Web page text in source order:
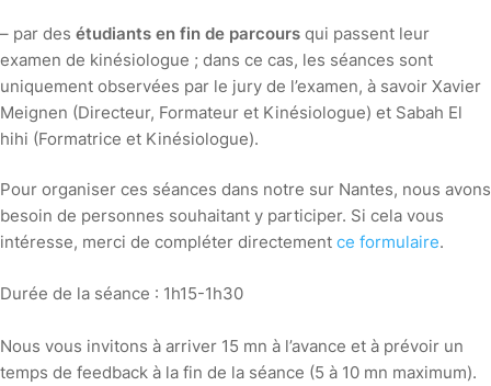
– par des étudiants en fin de parcours qui passent leur
examen de kinésiologue ; dans ce cas, les séances sont
uniquement observées par le jury de l’examen, à savoir Xavier
Meignen (Directeur, Formateur et Kinésiologue) et Sabah El
hihi (Formatrice et Kinésiologue).
Pour organiser ces séances dans notre sur Nantes, nous avons
besoin de personnes souhaitant y participer. Si cela vous
intéresse, merci de compléter directement ce formulaire.
Durée de la séance : 1h15-1h30
Nous vous invitons à arriver 15 mn à l’avance et à prévoir un
temps de feedback à la fin de la séance (5 à 10 mn maximum).